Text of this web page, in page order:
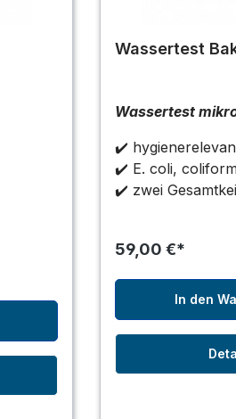
Wassertest
Wassertest
✔️
✔️ E. coli,
✔️ zwei
59,00 €*
In den